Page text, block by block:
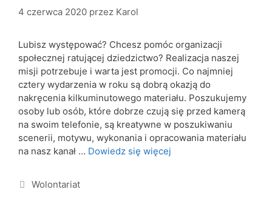
4 czerwca 2020 przez Karol
Lubisz występować? Chcesz pomóc organizacji
społecznej ratującej dziedzictwo? Realizacja naszej
misji potrzebuje i warta jest promocji. Co najmniej
cztery wydarzenia w roku są dobrą okazją do
nakręcenia kilkuminutowego materiału. Poszukujemy
osoby lub osób, które dobrze czują się przed kamerą
na swoim telefonie, są kreatywne w poszukiwaniu
scenerii, motywu, wykonania i opracowania materiału
na nasz kanał … Dowiedz się więcej
Wolontariat